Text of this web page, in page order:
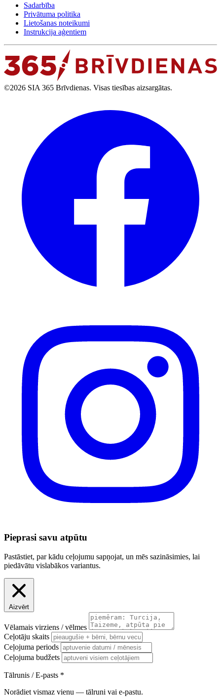
Sadarbība
Privātuma politika
Lietošanas noteikumi
Instrukcija aģentiem
©2026 SIA 365 Brīvdienas. Visas tiesības aizsargātas.
Pieprasi savu atpūtu
Pastāstiet, par kādu ceļojumu sapņojat, un mēs sazināsimies, lai
piedāvātu vislabākos variantus.
Aizvērt
Vēlamais virziens / vēlmes
Ceļotāju skaits
Ceļojuma periods
Ceļojuma budžets
Tālrunis / E-pasts *
Norādiet vismaz vienu — tālruni vai e-pastu.